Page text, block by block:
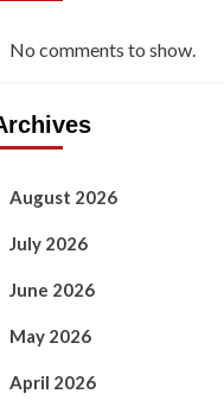
No comments to show.
August 2026
July 2026
June 2026
May 2026
April 2026